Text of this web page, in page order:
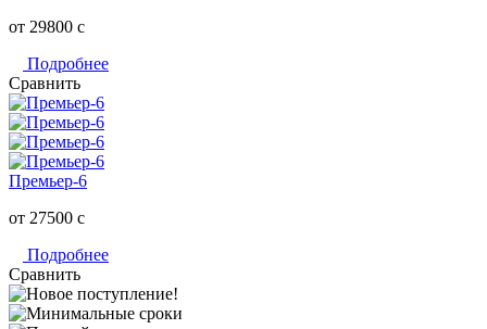
от 29800 c
Подробнее
Сравнить
Премьер-6
от 27500 c
Подробнее
Сравнить